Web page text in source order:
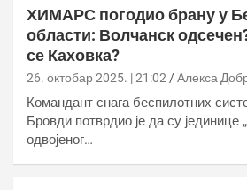
ХИМАРС погодио брану у
области: Волчанск
се Каховка?
26. октобар 2025. | 21:02 Алекса
Командант снага беспилотних
Бровди потврдио је да су јединице
одвојеног…